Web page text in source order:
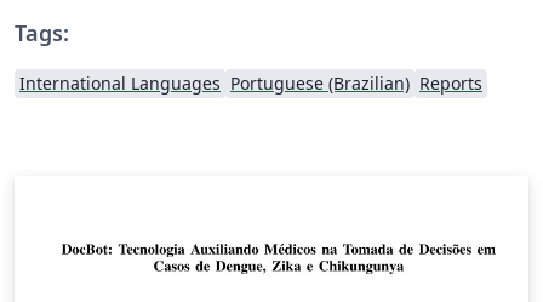
Tags:
International Languages Portuguese (Brazilian) Reports